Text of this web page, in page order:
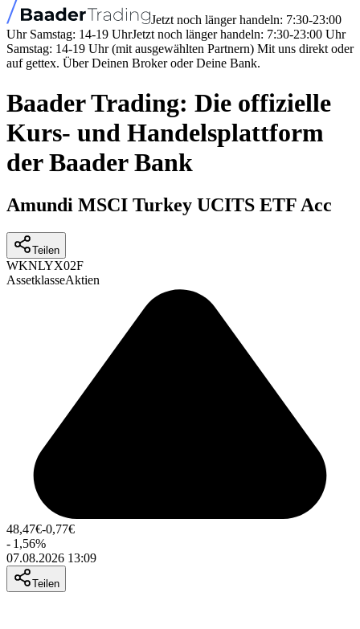
Jetzt noch länger handeln: 7:30-23:00
Uhr Samstag: 14-19 UhrJetzt noch länger handeln: 7:30-23:00 Uhr
Samstag: 14-19 Uhr (mit ausgewählten Partnern) Mit uns direkt oder
auf gettex. Über Deinen Broker oder Deine Bank.
Baader Trading: Die offizielle
Kurs- und Handelsplattform
der Baader Bank
Amundi MSCI Turkey UCITS ETF Acc
Teilen
WKNLYX02F
AssetklasseAktien
48,47€-0,77€
- 1,56%
07.08.2026 13:09
Teilen